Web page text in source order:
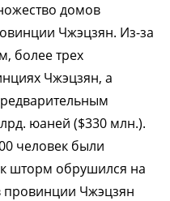
домов
Чжэцзян. Из-за
более трех
Чжэцзян, а
юаней ($330 млн.).
человек были
шторм обрушился на
провинции Чжэцзян